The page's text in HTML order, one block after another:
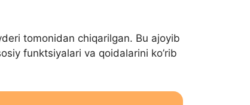
tomonidan chiqarilgan. Bu ajoyib
funktsiyalari va qoidalarini ko’rib